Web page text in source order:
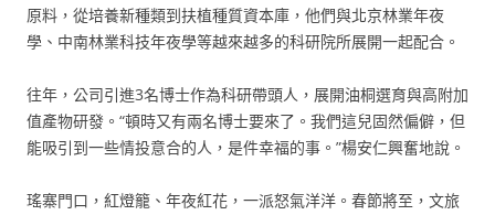
原料，從培養新種類到扶植種質資本庫，他們與北京林業年夜
學、中南林業科技年夜學等越來越多的科研院所展開一起配合。
往年，公司引進3名博士作為科研帶頭人，展開油桐選育與高附加
值產物研發。“頓時又有兩名博士要來了。我們這兒固然偏僻，但
能吸引到一些情投意合的人，是件幸福的事。”楊安仁興奮地說。
瑤寨門口，紅燈籠、年夜紅花，一派怒氣洋洋。春節將至，文旅